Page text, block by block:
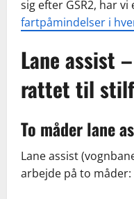
sig efter GSR2, har
fartpåmindelser i
Lane assist
rattet til
To måder lane
Lane assist
arbejde på to måder: